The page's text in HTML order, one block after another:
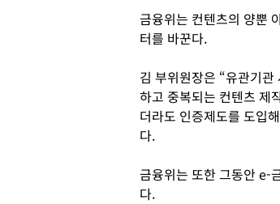
금융위는 컨텐츠의 양뿐
터를 바꾼다.
김 부위원장은 “유관기
하고 중복되는 컨텐츠 제
더라도 인증제도를 도입
다.
금융위는 또한 그동안 e-
다.